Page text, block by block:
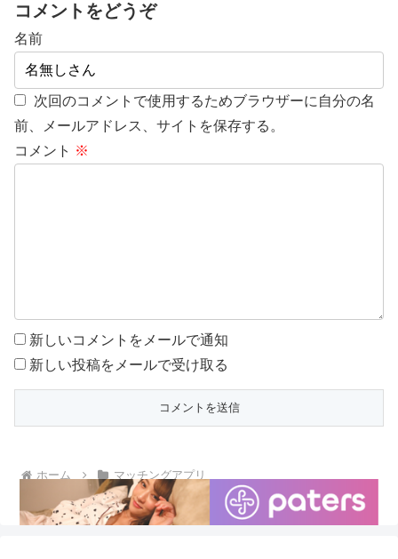
コメントをどうぞ
名前
次回のコメントで使用するためブラウザーに自分の名
前、メールアドレス、サイトを保存する。
コメント ※
新しいコメントをメールで通知
新しい投稿をメールで受け取る
ホーム マッチングアプリ